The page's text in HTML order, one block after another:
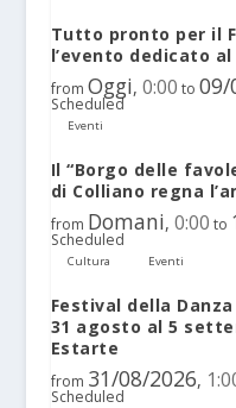
Tutto pronto per il
l’evento dedicato al
from Oggi, 0:00 to 09/
Scheduled
Eventi
Il “Borgo delle
di Colliano regna
from Domani, 0:00 to
Scheduled
Cultura Eventi
Festival della
31 agosto al 5
Estarte
from 31/08/2026,
Scheduled